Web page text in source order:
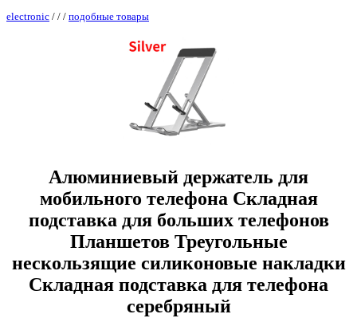
electronic / / / подобные товары
Алюминиевый держатель для
мобильного телефона Складная
подставка для больших телефонов
Планшетов Треугольные
нескользящие силиконовые накладки
Складная подставка для телефона
серебряный